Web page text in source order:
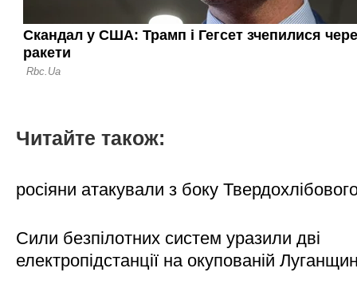
Читайте також:
росіяни атакували з боку
Сили безпілотних систем уразили дві
електропідстанції на окупованій